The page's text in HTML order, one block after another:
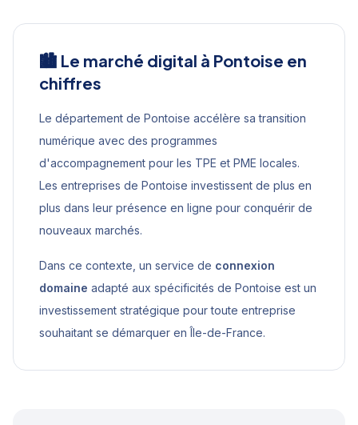
🏙️ Le marché digital à Pontoise en
chiffres
Le département de Pontoise accélère sa transition
numérique avec des programmes
d'accompagnement pour les TPE et PME locales.
Les entreprises de Pontoise investissent de plus en
plus dans leur présence en ligne pour conquérir de
nouveaux marchés.
Dans ce contexte, un service de connexion
domaine adapté aux spécificités de Pontoise est un
investissement stratégique pour toute entreprise
souhaitant se démarquer enÎle-de-France.